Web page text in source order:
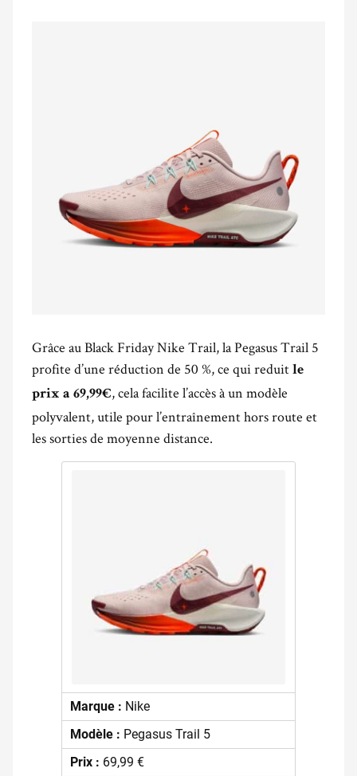
Grâce au Black Friday Nike Trail, la Pegasus Trail 5
profite d’une réduction de 50 %, ce qui reduit le
prix a 69,99€, cela facilite l’accès à un modèle
polyvalent, utile pour l’entraînement hors route et
les sorties de moyenne distance.
Marque : Nike
Modèle : Pegasus Trail 5
Prix : 69,99 €